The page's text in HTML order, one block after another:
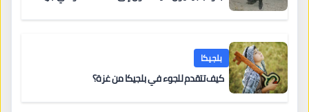
بلجيكا
كيف تتقدم للجوء في بلجيكا من غزة؟